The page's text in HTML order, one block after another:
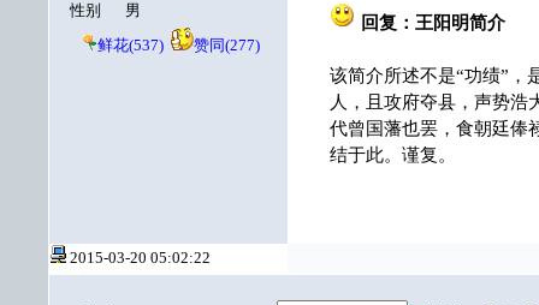
性别
男
鲜花(537)
赞同(277)
回复：王阳明简介
该简介所述不是“功绩”，
人，且攻府夺县，声势浩
代曾国藩也罢，食朝廷俸
结于此。谨复。
2015-03-20 05:02:22